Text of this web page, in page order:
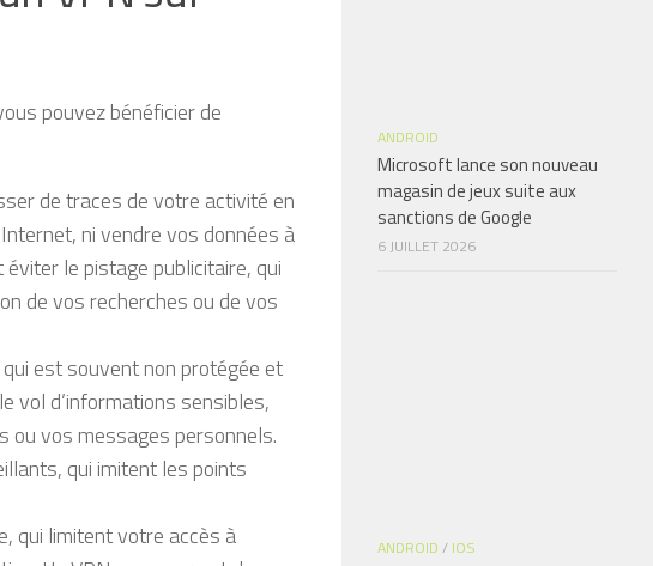
pouvez bénéficier de
de traces de votre activité en
ni vendre vos données à
le pistage publicitaire, qui
de vos recherches ou de vos
est souvent non protégée et
vol d’informations sensibles,
ou vos messages personnels.
qui imitent les points
qui limitent votre accès à
ANDROID
Microsoft lance son nouveau
magasin de jeux suite aux
sanctions de Google
6 JUILLET 2026
ANDROID / IOS